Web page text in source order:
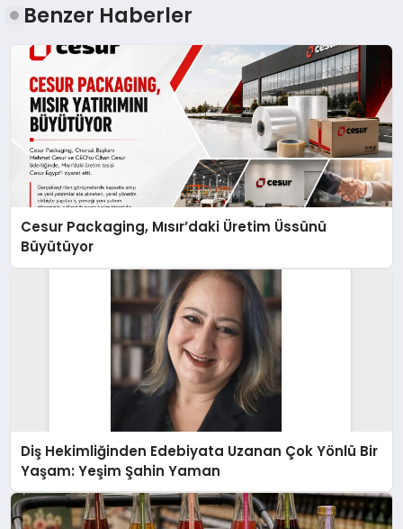
Benzer Haberler
Cesur Packaging, Mısır’daki Üretim Üssünü
Büyütüyor
Diş Hekimliğinden Edebiyata Uzanan Çok Yönlü Bir
Yaşam: Yeşim Şahin Yaman